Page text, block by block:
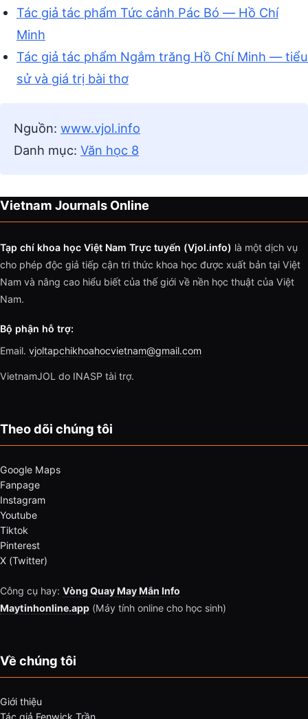
Tác giả tác phẩm Tức cảnh Pác Bó — Hồ Chí
Minh
Tác giả tác phẩm Ngắm trăng Hồ Chí Minh — tiểu
sử và giá trị bài thơ
Nguồn: www.vjol.info
Danh mục: Văn học 8
Vietnam Journals Online
Tạp chí khoa học Việt Nam Trực tuyến (Vjol.info) là một dịch vụ
cho phép độc giả tiếp cận tri thức khoa học được xuất bản tại Việt
Nam và nâng cao hiểu biết của thế giới về nền học thuật của Việt
Nam.
Bộ phận hỗ trợ:
Email. vjoltapchikhoahocvietnam@gmail.com
VietnamJOL do INASP tài trợ.
Theo dõi chúng tôi
Google Maps
Fanpage
Instagram
Youtube
Tiktok
Pinterest
X (Twitter)
Công cụ hay: Vòng Quay May Mắn Info
Maytinhonline.app (Máy tính online cho học sinh)
Về chúng tôi
Giới thiệu